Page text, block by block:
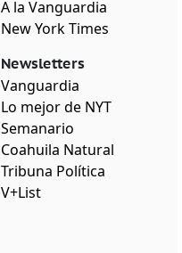
A la Vanguardia
New York Times
Newsletters
Vanguardia
Lo mejor de NYT
Semanario
Coahuila Natural
Tribuna Política
V+List